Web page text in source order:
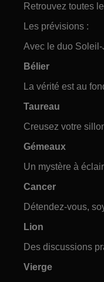
Retrouvez toutes
Les prévisions :
Avec le duo Soleil-
Bélier
La vérité est au
Taureau
Creusez votre
Gémeaux
Un mystère à
Cancer
Détendez-vous,
Lion
Des discussions
Vierge